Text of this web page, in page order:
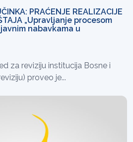
PRAĆENJE REALIZACIJE
„Upravljanje procesom
nabavkama u
za reviziju institucija Bosne i
proveo je...